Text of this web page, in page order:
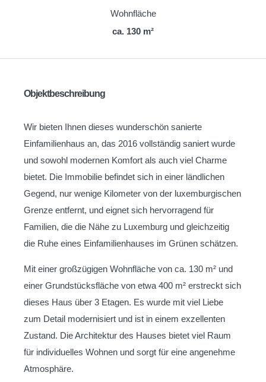
Wohnfläche
ca. 130 m²
Objektbeschreibung
Wir bieten Ihnen dieses wunderschön sanierte
Einfamilienhaus an, das 2016 vollständig saniert wurde
und sowohl modernen Komfort als auch viel Charme
bietet. Die Immobilie befindet sich in einer ländlichen
Gegend, nur wenige Kilometer von der luxemburgischen
Grenze entfernt, und eignet sich hervorragend für
Familien, die die Nähe zu Luxemburg und gleichzeitig
die Ruhe eines Einfamilienhauses im Grünen schätzen.
Mit einer großzügigen Wohnfläche von ca. 130 m² und
einer Grundstücksfläche von etwa 400 m² erstreckt sich
dieses Haus über 3 Etagen. Es wurde mit viel Liebe
zum Detail modernisiert und ist in einem exzellenten
Zustand. Die Architektur des Hauses bietet viel Raum
für individuelles Wohnen und sorgt für eine angenehme
Atmosphäre.